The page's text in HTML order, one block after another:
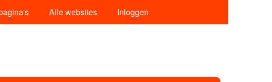
Alle websites Inloggen